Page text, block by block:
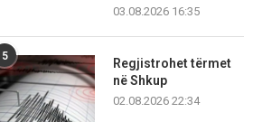
03.08.2026 16:35
5
Regjistrohet tërmet
në Shkup
02.08.2026 22:34